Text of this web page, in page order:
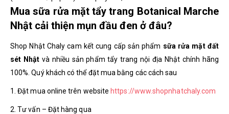
Mua sữa rửa mặt tẩy trang Botanical Marche
Nhật cải thiện mụn đầu đen ở đâu?
Shop Nhật Chaly cam kết cung cấp sản phẩm sữa rửa mặt đất
sét Nhật và nhiều sản phẩm tẩy trang nội địa Nhật chính hãng
100%. Quý khách có thể đặt mua bằng các cách sau
1. Đặt mua online trên website https://www.shopnhatchaly.com
2. Tư vấn – Đặt hàng qua